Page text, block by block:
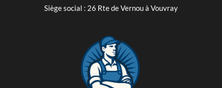
Siège social : 26 Rte de Vernou à Vouvray